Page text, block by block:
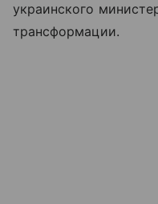
украинского
трансформации.